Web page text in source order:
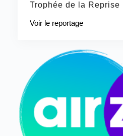
Trophée de la Reprise
Voir le reportage